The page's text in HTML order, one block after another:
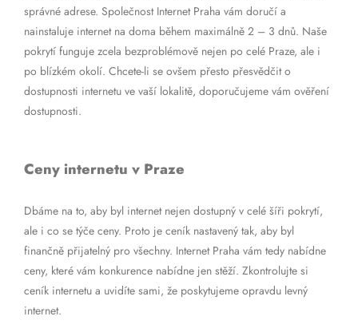
správné adrese. Společnost Internet Praha vám doručí a
nainstaluje internet na doma během maximálně 2 – 3 dnů. Naše
pokrytí funguje zcela bezproblémově nejen po celé Praze, ale i
po blízkém okolí. Chcete-li se ovšem přesto přesvědčit o
dostupnosti internetu ve vaší lokalitě, doporučujeme vám ověření
dostupnosti.
Ceny internetu v Praze
Dbáme na to, aby byl internet nejen dostupný v celé šíři pokrytí,
ale i co se týče ceny. Proto je ceník nastavený tak, aby byl
finančně přijatelný pro všechny. Internet Praha vám tedy nabídne
ceny, které vám konkurence nabídne jen stěží. Zkontrolujte si
ceník internetu a uvidíte sami, že poskytujeme opravdu levný
internet.